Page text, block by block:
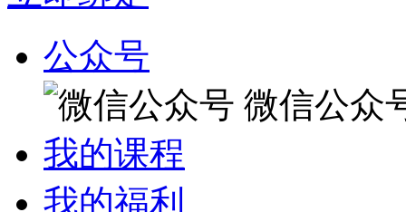
公众号
微信公众
我的课程
我的福利